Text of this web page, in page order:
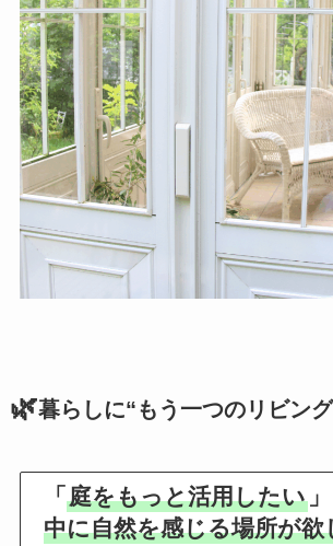
🌿暮らしに“もう一つのリビン
「庭をもっと活用したい
中に自然を感じる場所が欲